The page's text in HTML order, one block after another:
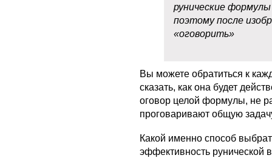
рунические
поэтому после
«оговорить»
Вы можете обратиться к
сказать, как она будет
оговор целой формулы, не
проговаривают общую
Какой именно способ
эффективность рунической